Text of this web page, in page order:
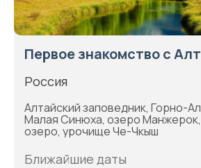
Первое знакомство с
Россия
Алтайский заповедник, Горно-
Малая Синюха, озеро
озеро, урочище Че-Чкыш
Ближайшие даты